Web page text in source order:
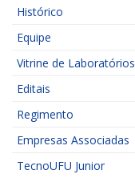
Histórico
Equipe
Vitrine de Laboratórios
Editais
Regimento
Empresas Associadas
TecnoUFU Junior